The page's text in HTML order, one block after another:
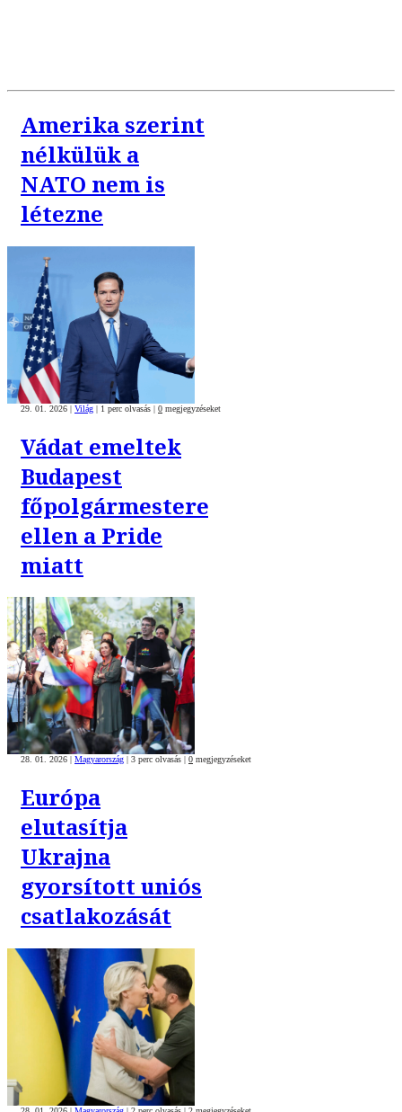
Amerika szerint
nélkülük a
NATO nem is
létezne
29. 01. 2026 | Világ | 1 perc olvasás | 0 megjegyzéseket
Vádat emeltek
Budapest
főpolgármestere
ellen a Pride
miatt
28. 01. 2026 Magyarország 3 perc olvasás 0 megjegyzéseket
Európa
elutasítja
Ukrajna
gyorsított uniós
csatlakozását